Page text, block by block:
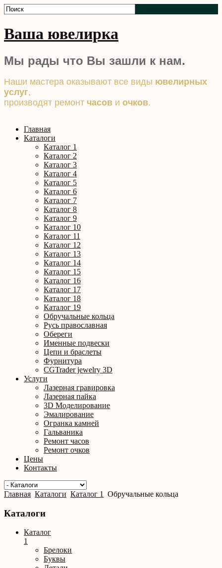
Ваша ювелирка
Мы рады что Вы зашли к нам.
Наши мастера оказывают все виды ювелирных
услуг,
производят ремонт часов и очков.
Главная
Каталоги
Каталог 1
Каталог 2
Каталог 3
Каталог 4
Каталог 5
Каталог 6
Каталог 7
Каталог 8
Каталог 9
Каталог 10
Каталог 11
Каталог 12
Каталог 13
Каталог 14
Каталог 15
Каталог 16
Каталог 17
Каталог 18
Каталог 19
Обручальные кольца
Русь православная
Обереги
Именные подвески
Цепи и браслеты
Фурнитура
CGTrader jewelry 3D
Услуги
Лазерная гравировка
Лазерная пайка
3D Моделирование
Эмалирование
Огранка камней
Гальваника
Ремонт часов
Ремонт очков
Цены
Контакты
Главная Каталоги Каталог 1 Обручальные кольца
Каталоги
Каталог
1
Брелоки
Буквы